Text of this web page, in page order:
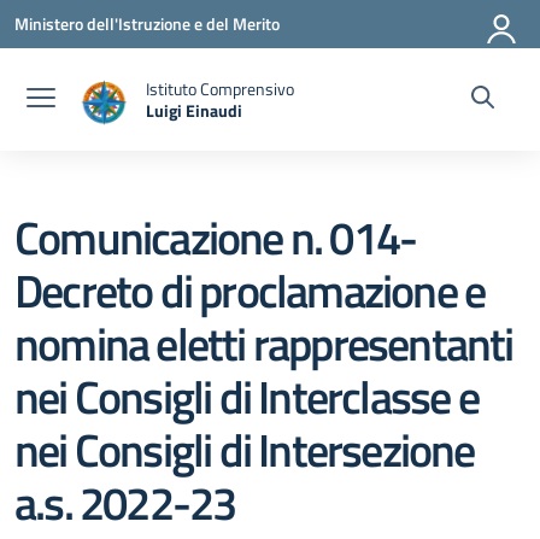
Vai ai contenuti
Vai al menu di navigazione
Vai al footer
Ministero dell'Istruzione e del Merito
Istituto Comprensivo
Luigi Einaudi
— Visita la pagina iniziale della scuola
Comunicazione n. 014-
Decreto di proclamazione e
nomina eletti rappresentanti
nei Consigli di Interclasse e
nei Consigli di Intersezione
a.s. 2022-23